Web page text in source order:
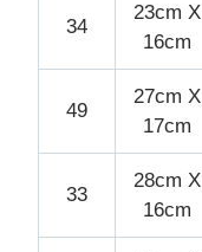
34
23cm X
16cm
49
27cm X
17cm
33
28cm X
16cm